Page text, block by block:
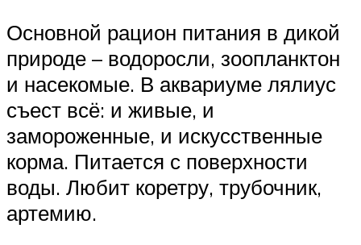
Основной рацион питания в дикой
природе – водоросли, зоопланктон
и насекомые. В аквариуме лялиус
съест всё: и живые, и
замороженные, и искусственные
корма. Питается с поверхности
воды. Любит коретру, трубочник,
артемию.